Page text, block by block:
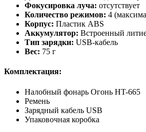
Фокусировка луча: отсутствует
Количество режимов: 4
Корпус: Пластик ABS
Аккумулятор: Встроенный
Тип зарядки: USB-кабель
Вес: 75 г
Комплектация:
Налобный фонарь Огонь HT-665
Ремень
Зарядный кабель USB
Упаковочная коробка